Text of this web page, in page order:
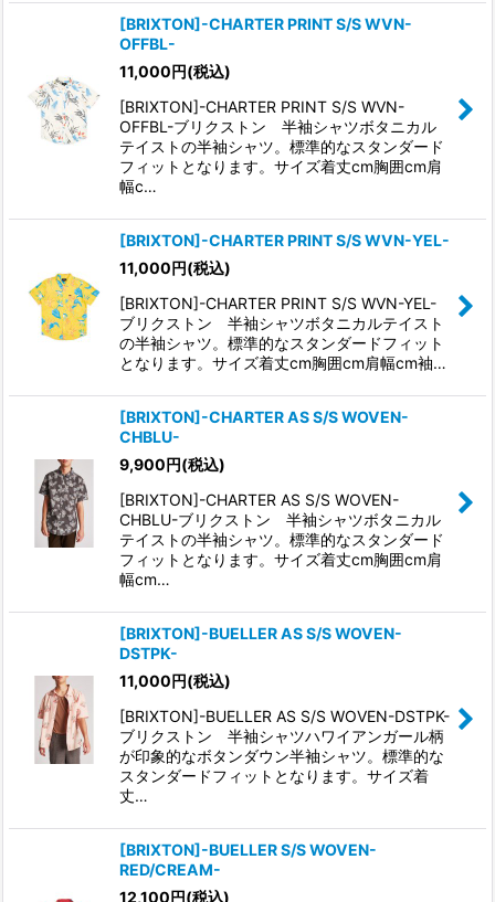
[BRIXTON]-CHARTER PRINT S/S WVN-
OFFBL-
11,000円(税込)
[BRIXTON]-CHARTER PRINT S/S WVN-
OFFBL-ブリクストン 半袖シャツボタニカル
テイストの半袖シャツ。標準的なスタンダード
フィットとなります。サイズ着丈cm胸囲cm肩
幅c…
[BRIXTON]-CHARTER PRINT S/S WVN-YEL-
11,000円(税込)
[BRIXTON]-CHARTER PRINT S/S WVN-YEL-
ブリクストン 半袖シャツボタニカルテイスト
の半袖シャツ。標準的なスタンダードフィット
となります。サイズ着丈cm胸囲cm肩幅cm袖…
[BRIXTON]-CHARTER AS S/S WOVEN-
CHBLU-
9,900円(税込)
[BRIXTON]-CHARTER AS S/S WOVEN-
CHBLU-ブリクストン 半袖シャツボタニカル
テイストの半袖シャツ。標準的なスタンダード
フィットとなります。サイズ着丈cm胸囲cm肩
幅cm…
[BRIXTON]-BUELLER AS S/S WOVEN-
DSTPK-
11,000円(税込)
[BRIXTON]-BUELLER AS S/S WOVEN-DSTPK-
ブリクストン 半袖シャツハワイアンガール柄
が印象的なボタンダウン半袖シャツ。標準的な
スタンダードフィットとなります。サイズ着
丈…
[BRIXTON]-BUELLER S/S WOVEN-
RED/CREAM-
12,100円(税込)